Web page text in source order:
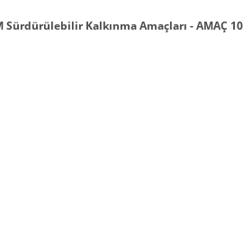
Sürdürülebilir Kalkınma Amaçları - AMAÇ